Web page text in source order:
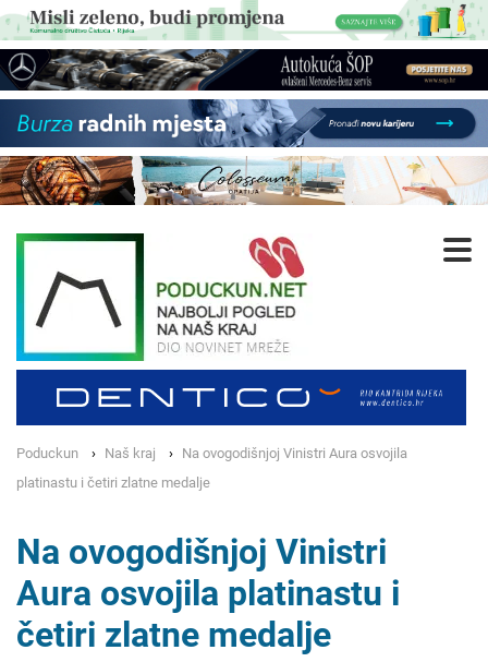
Poduckun Naš kraj
Na ovogodišnjoj Vinistri Aura osvojila
platinastu i četiri zlatne medalje
Na ovogodišnjoj Vinistri
Aura osvojila platinastu i
četiri zlatne medalje